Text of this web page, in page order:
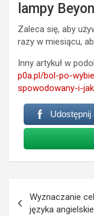
lampy
Zaleca się, aby
razy w miesiącu,
Inny artykuł w
p0a.pl/bol-po-
spowodowany-i-
Udostępnij
wpisu
Wyznaczanie
języka